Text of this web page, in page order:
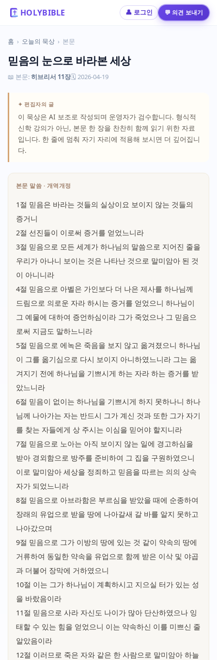
HOLYBIBLE 👤 로그인 💬 의견 보내기
홈 › 오늘의 묵상 › 본문
믿음의 눈으로 바라본 세상
📖 본문:히브리서 11장🗓 2026-04-19
✦ 편집자의 글
이 묵상은 AI 보조로 작성되며 운영자가 검수합니다. 형식적
신학 강의가 아닌, 본문 한 장을 찬찬히 함께 읽기 위한 자료
입니다. 한 줄에 멈춰 자기 자리에 적용해 보시면 더 깊어집니
다.
본문 말씀 · 개역개정
1절 믿음은 바라는 것들의 실상이요 보이지 않는 것들의
증거니
2절 선진들이 이로써 증거를 얻었느니라
3절 믿음으로 모든 세계가 하나님의 말씀으로 지어진 줄을
우리가 아나니 보이는 것은 나타난 것으로 말미암아 된 것
이 아니니라
4절 믿음으로 아벨은 가인보다 더 나은 제사를 하나님께
드림으로 의로운 자라 하시는 증거를 얻었으니 하나님이
그 예물에 대하여 증언하심이라 그가 죽었으나 그 믿음으
로써 지금도 말하느니라
5절 믿음으로 에녹은 죽음을 보지 않고 옮겨졌으니 하나님
이 그를 옮기심으로 다시 보이지 아니하였느니라 그는 옮
겨지기 전에 하나님을 기쁘시게 하는 자라 하는 증거를 받
았느니라
6절 믿음이 없이는 하나님을 기쁘시게 하지 못하나니 하나
님께 나아가는 자는 반드시 그가 계신 것과 또한 그가 자기
를 찾는 자들에게 상 주시는 이심을 믿어야 할지니라
7절 믿음으로 노아는 아직 보이지 않는 일에 경고하심을
받아 경외함으로 방주를 준비하여 그 집을 구원하였으니
이로 말미암아 세상을 정죄하고 믿음을 따르는 의의 상속
자가 되었느니라
8절 믿음으로 아브라함은 부르심을 받았을 때에 순종하여
장래의 유업으로 받을 땅에 나아갈새 갈 바를 알지 못하고
나아갔으며
9절 믿음으로 그가 이방의 땅에 있는 것 같이 약속의 땅에
거류하여 동일한 약속을 유업으로 함께 받은 이삭 및 야곱
과 더불어 장막에 거하였으니
10절 이는 그가 하나님이 계획하시고 지으실 터가 있는 성
을 바랐음이라
11절 믿음으로 사라 자신도 나이가 많아 단산하였으나 잉
태할 수 있는 힘을 얻었으니 이는 약속하신 이를 미쁘신 줄
알았음이라
12절 이러므로 죽은 자와 같은 한 사람으로 말미암아 하늘